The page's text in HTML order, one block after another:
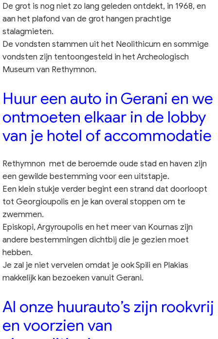
De grot is nog niet zo lang geleden ontdekt, in 1968, en
aan het plafond van de grot hangen prachtige
stalagmieten.
De vondsten stammen uit het Neolithicum en sommige
vondsten zijn tentoongesteld in het Archeologisch
Museum van Rethymnon.
Huur een auto in Gerani en we
ontmoeten elkaar in de lobby
van je hotel of accommodatie
Rethymnon met de beroemde oude stad en haven zijn
een gewilde bestemming voor een uitstapje.
Een klein stukje verder begint een strand dat doorloopt
tot Georgioupolis en je kan overal stoppen om te
zwemmen.
Episkopi, Argyroupolis en het meer van Kournas zijn
andere bestemmingen dichtbij die je gezien moet
hebben.
Je zal je niet vervelen omdat je ook Spili en Plakias
makkelijk kan bezoeken vanuit Gerani.
Al onze huurauto’s zijn rookvrij
en voorzien van